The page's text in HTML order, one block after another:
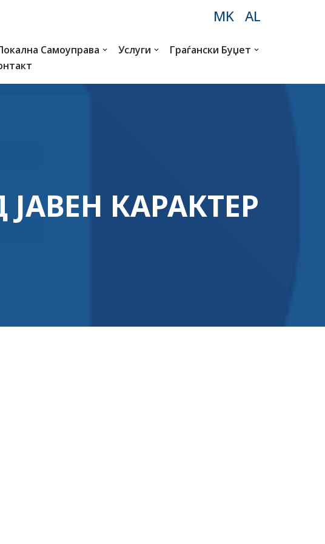
MK AL
Самоуправа Услуги
Граѓански Буџет
КАРАКТЕР